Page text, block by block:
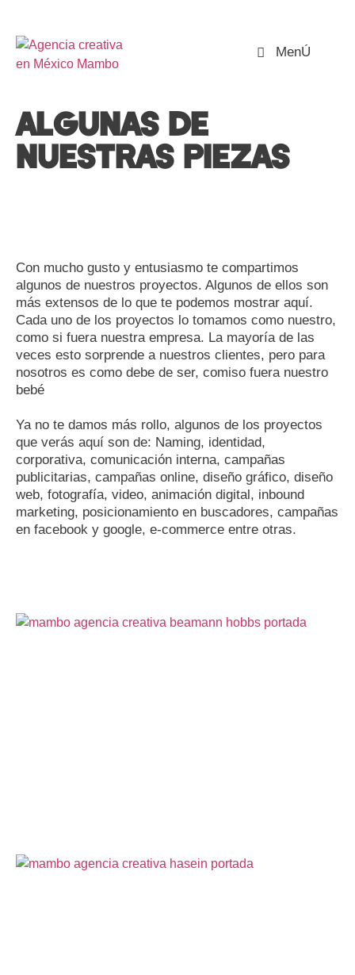
MenÚ
ALGUNAS DE
NUESTRAS PIEZAS
Con mucho gusto y entusiasmo te compartimos
algunos de nuestros proyectos. Algunos de ellos son
más extensos de lo que te podemos mostrar aquí.
Cada uno de los proyectos lo tomamos como nuestro,
como si fuera nuestra empresa. La mayoría de las
veces esto sorprende a nuestros clientes, pero para
nosotros es como debe de ser, comiso fuera nuestro
bebé
Ya no te damos más rollo, algunos de los proyectos
que verás aquí son de: Naming, identidad,
corporativa, comunicación interna, campañas
publicitarias, campañas online, diseño gráfico, diseño
web, fotografía, video, animación digital, inbound
marketing, posicionamiento en buscadores, campañas
en facebook y google, e-commerce entre otras.